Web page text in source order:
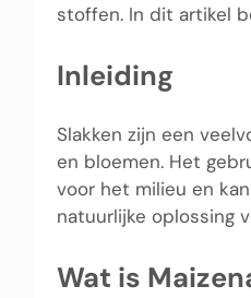
stoffen. In dit artikel
Inleiding
Slakken zijn een
en bloemen. Het
voor het milieu en
natuurlijke oplossing
Wat is